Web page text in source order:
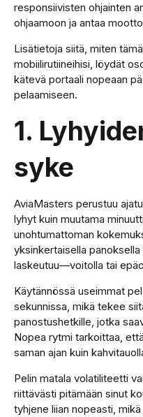
responsiivisten ohjainten
ohjaamoon ja antaa
Lisätietoja siitä, miten
mobiilirutiineihisi, löydät
kätevä portaali nopeaan
pelaamiseen.
1.
syke
AviaMasters perustuu
lyhyt kuin muutama
unohtumattoman
yksinkertaisella
laskeutuu—voitolla tai
Käytännössä useimmat
sekunnissa, mikä tekee
panostushetkille, jotka
Nopea rytmi tarkoittaa,
saman ajan kuin
Pelin matala volatiliteetti
riittävästi pitämään sinut
tyhjene liian nopeasti,